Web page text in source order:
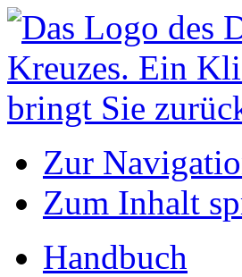
Zur
Zum Inhalt
Handbuch